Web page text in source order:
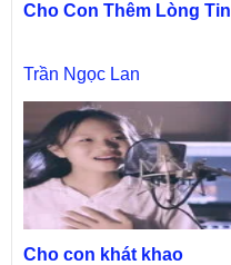
Cho Con Thêm Lòng Tin
Trần Ngọc Lan
Cho con khát khao